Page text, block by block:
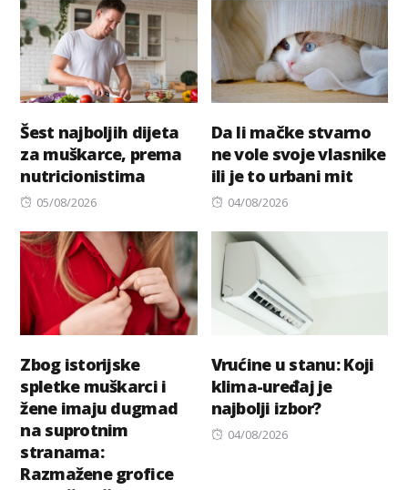
Šest najboljih dijeta
za muškarce, prema
nutricionistima
Posted
05/08/2026
Da li mačke stvarno
ne vole svoje vlasnike
ili je to urbani mit
Posted
04/08/2026
Zbog istorijske
spletke muškarci i
žene imaju dugmad
na suprotnim
stranama:
Razmažene grofice
Vrućine u stanu: Koji
klima-uređaj je
najbolji izbor?
Posted
04/08/2026